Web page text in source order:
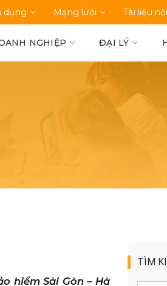
dụng Mạng lưới Tài liệu
NGHIỆP ĐẠI LÝ
hiểm Sài Gòn – Hà
TÌM